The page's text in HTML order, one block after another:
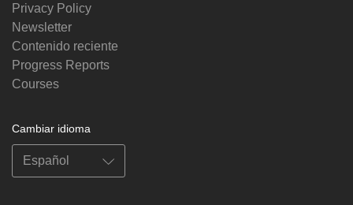
Privacy Policy
Newsletter
Contenido reciente
Progress Reports
Courses
Cambiar idioma